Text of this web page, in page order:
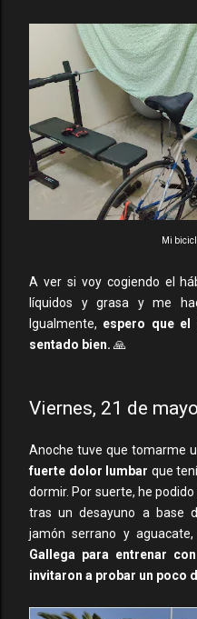
Mi
A ver si voy cogiendo el
líquidos y grasa y me
Igualmente, espero que el
sentado bien. 🙏
Viernes, 21 de
Anoche tuve que tomarme
fuerte dolor lumbar que
dormir. Por suerte, he
tras un desayuno a base
jamón serrano y aguacate,
Gallega para entrenar
invitaron a probar un poco